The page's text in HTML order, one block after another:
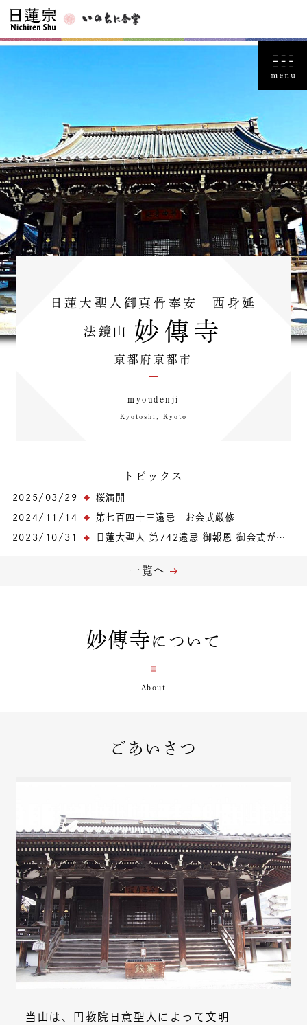
日蓮大聖人御真骨奉安 西身延
法鏡山 妙傳寺
京都府京都市
myoudenji
Kyotoshi, Kyoto
トピックス
2025/03/29 桜満開
2024/11/14 第七百四十三遠忌 お会式厳修
2023/10/31 日蓮大聖人 第742遠忌 御報恩 御会式が行われました。
一覧へ
妙傳寺 について
ごあいさつ
当山は、円教院日意聖人によって文明